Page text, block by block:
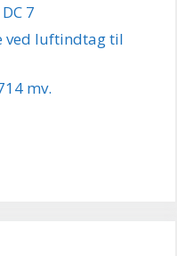
7
ved luftindtag til
mv.